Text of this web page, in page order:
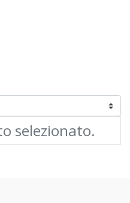
selezionato.